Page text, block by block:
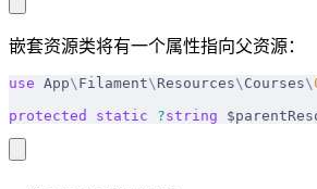
嵌套资源类将有一个属性指向父资源：
use App\ Filament\ Resources\ Courses\
protected
static ?string